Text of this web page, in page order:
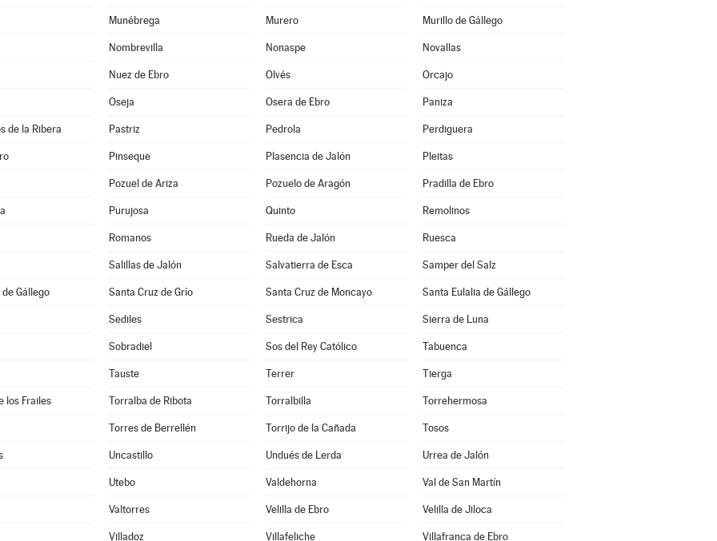
Munébrega Murero Murillo de Gállego
Nombrevilla Nonaspe Novallas
Nuez de Ebro Olvés Orcajo
Oseja Osera de Ebro Paniza
de la Ribera Pastriz Pedrola Perdiguera
Pinseque Plasencia de Jalón Pleitas
Pozuel de Ariza Pozuelo de Aragón Pradilla de Ebro
Purujosa Quinto Remolinos
Romanos Rueda de Jalón Ruesca
Salillas de Jalón Salvatierra de Esca Samper del Salz
Gállego Santa Cruz de Grío Santa Cruz de Moncayo Santa Eulalia de Gállego
Sediles Sestrica Sierra de Luna
Sobradiel Sos del Rey Católico Tabuenca
Tauste Terrer Tierga
los Frailes Torralba de Ribota Torralbilla Torrehermosa
Torres de Berrellén Torrijo de la Cañada Tosos
Uncastillo Undués de Lerda Urrea de Jalón
Utebo Valdehorna Val de San Martín
Valtorres Velilla de Ebro Velilla de Jiloca
Villadoz Villafeliche Villafranca de Ebro